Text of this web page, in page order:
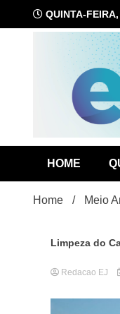
QUINTA-
HOME
Home Meio
Limpeza do
Redacao EJ